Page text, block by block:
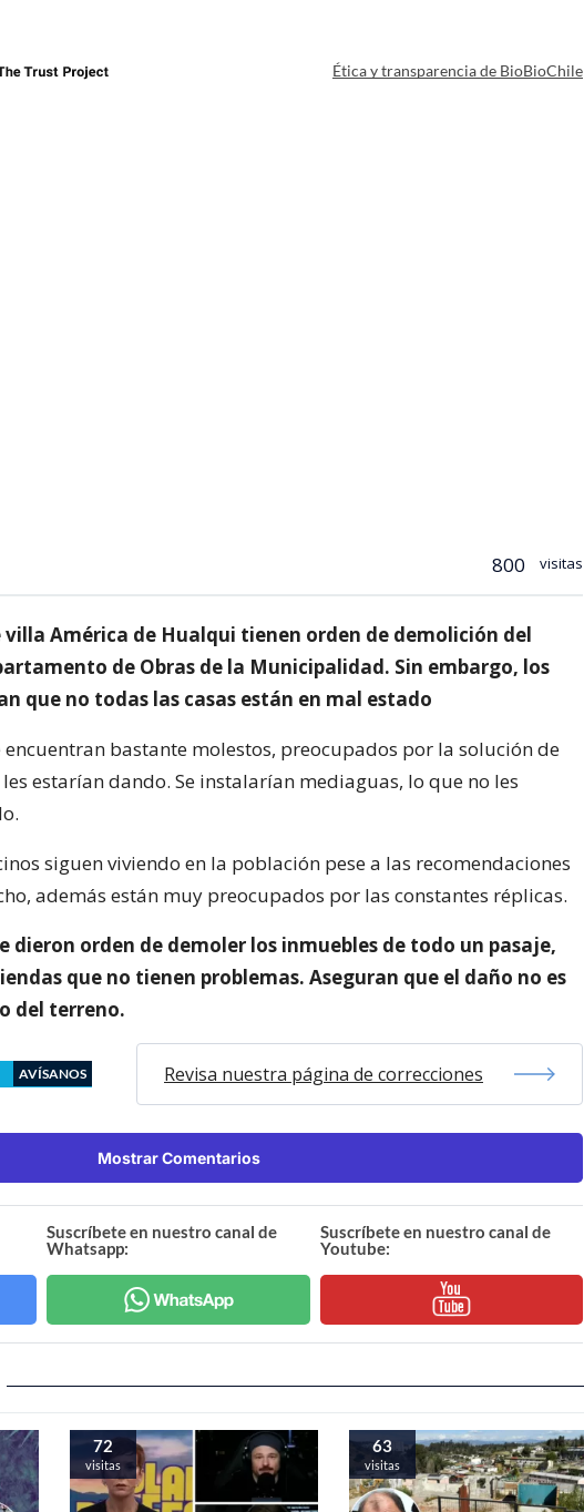
Ética y transparencia de BioBioChile
800 visitas
villa América de Hualqui tienen orden de demolición del
de Obras de la Municipalidad. Sin embargo, los
que no todas las casas están en mal estado
encuentran bastante molestos, preocupados por la solución de
estarían dando. Se instalarían mediaguas, lo que no les
siguen viviendo en la población pese a las recomendaciones
además están muy preocupados por las constantes réplicas.
dieron orden de demoler los inmuebles de todo un pasaje,
que no tienen problemas. Aseguran que el daño no es
del terreno.
AVÍSANOS Revisa nuestra página de correcciones
Mostrar Comentarios
Suscríbete en nuestro canal de
Whatsapp:
Suscríbete en nuestro canal de
Youtube:
72
visitas
63
visitas